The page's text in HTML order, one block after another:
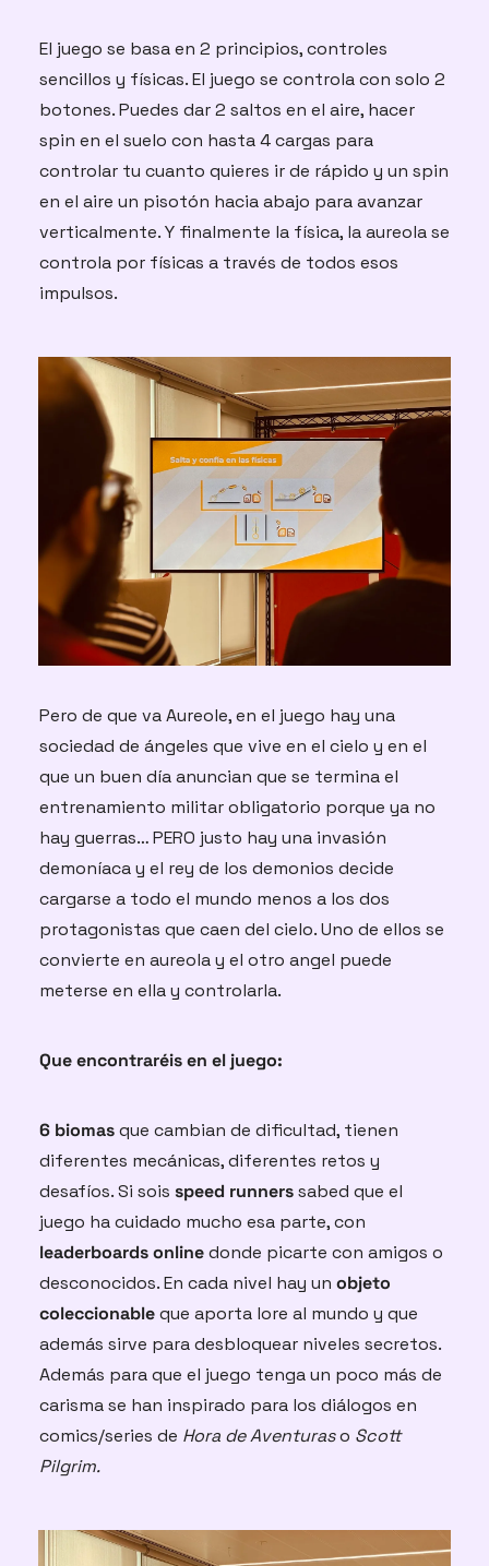
El juego se basa en 2 principios, controles
sencillos y físicas. El juego se controla con solo 2
botones. Puedes dar 2 saltos en el aire, hacer
spin en el suelo con hasta 4 cargas para
controlar tu cuanto quieres ir de rápido y un spin
en el aire un pisotón hacia abajo para avanzar
verticalmente. Y finalmente la física, la aureola se
controla por físicas a través de todos esos
impulsos.
Pero de que va Aureole, en el juego hay una
sociedad de ángeles que vive en el cielo y en el
que un buen día anuncian que se termina el
entrenamiento militar obligatorio porque ya no
hay guerras… PERO justo hay una invasión
demoníaca y el rey de los demonios decide
cargarse a todo el mundo menos a los dos
protagonistas que caen del cielo. Uno de ellos se
convierte en aureola y el otro angel puede
meterse en ella y controlarla.
Que encontraréis en el juego:
6 biomas que cambian de dificultad, tienen
diferentes mecánicas, diferentes retos y
desafíos. Si sois speed runners sabed que el
juego ha cuidado mucho esa parte, con
leaderboards online donde picarte con amigos o
desconocidos. En cada nivel hay un objeto
coleccionable que aporta lore al mundo y que
además sirve para desbloquear niveles secretos.
Además para que el juego tenga un poco más de
carisma se han inspirado para los diálogos en
comics/series de Hora de Aventuras o Scott
Pilgrim.